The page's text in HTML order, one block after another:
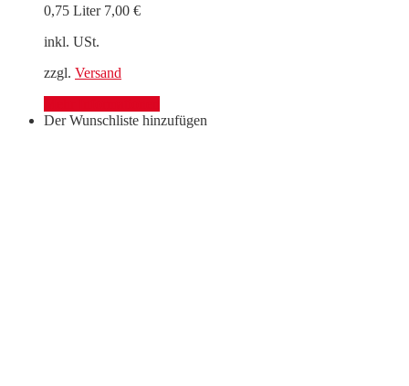
0,75 Liter 7,00 €
inkl. USt.
zzgl. Versand
Der Wunschliste hinzufügen